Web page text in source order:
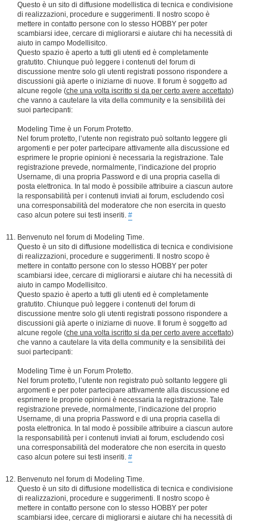
Questo è un sito di diffusione modellistica di tecnica e condivisione
di realizzazioni, procedure e suggerimenti. Il nostro scopo è
mettere in contatto persone con lo stesso HOBBY per poter
scambiarsi idee, cercare di migliorarsi e aiutare chi ha necessità di
aiuto in campo Modellisitco.
Questo spazio è aperto a tutti gli utenti ed è completamente
gratutito. Chiunque può leggere i contenuti del forum di
discussione mentre solo gli utenti registrati possono rispondere a
discussioni già aperte o iniziarne di nuove. Il forum è soggetto ad
alcune regole (che una volta iscritto si da per certo avere accettato)
che vanno a cautelare la vita della community e la sensibilità dei
suoi partecipanti:
Modeling Time è un Forum Protetto.
Nel forum protetto, l’utente non registrato può soltanto leggere gli
argomenti e per poter partecipare attivamente alla discussione ed
esprimere le proprie opinioni è necessaria la registrazione. Tale
registrazione prevede, normalmente, l’indicazione del proprio
Username, di una propria Password e di una propria casella di
posta elettronica. In tal modo è possibile attribuire a ciascun autore
la responsabilità per i contenuti inviati ai forum, escludendo così
una corresponsabilità del moderatore che non esercita in questo
caso alcun potere sui testi inseriti. #
Benvenuto nel forum di Modeling Time.
Questo è un sito di diffusione modellistica di tecnica e condivisione
di realizzazioni, procedure e suggerimenti. Il nostro scopo è
mettere in contatto persone con lo stesso HOBBY per poter
scambiarsi idee, cercare di migliorarsi e aiutare chi ha necessità di
aiuto in campo Modellisitco.
Questo spazio è aperto a tutti gli utenti ed è completamente
gratutito. Chiunque può leggere i contenuti del forum di
discussione mentre solo gli utenti registrati possono rispondere a
discussioni già aperte o iniziarne di nuove. Il forum è soggetto ad
alcune regole (che una volta iscritto si da per certo avere accettato)
che vanno a cautelare la vita della community e la sensibilità dei
suoi partecipanti:
Modeling Time è un Forum Protetto.
Nel forum protetto, l’utente non registrato può soltanto leggere gli
argomenti e per poter partecipare attivamente alla discussione ed
esprimere le proprie opinioni è necessaria la registrazione. Tale
registrazione prevede, normalmente, l’indicazione del proprio
Username, di una propria Password e di una propria casella di
posta elettronica. In tal modo è possibile attribuire a ciascun autore
la responsabilità per i contenuti inviati ai forum, escludendo così
una corresponsabilità del moderatore che non esercita in questo
caso alcun potere sui testi inseriti. #
Benvenuto nel forum di Modeling Time.
Questo è un sito di diffusione modellistica di tecnica e condivisione
di realizzazioni, procedure e suggerimenti. Il nostro scopo è
mettere in contatto persone con lo stesso HOBBY per poter
scambiarsi idee, cercare di migliorarsi e aiutare chi ha necessità di